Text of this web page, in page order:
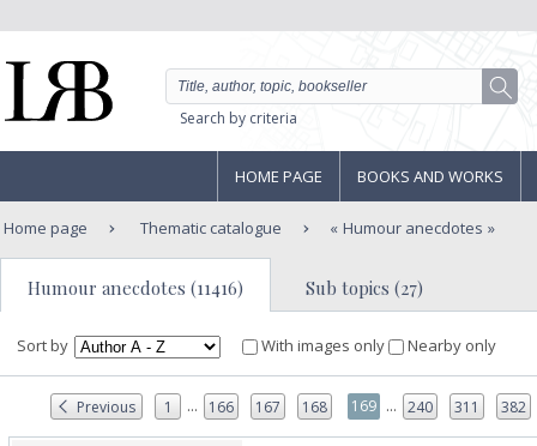
Search by criteria
HOME PAGE BOOKS AND WORKS
Home page Thematic catalogue Humour anecdotes
Humour anecdotes (11416) Sub topics (27)
Sort by With images only Nearby only
Previous 1 ... 166 167 168 169 ... 240 311 382